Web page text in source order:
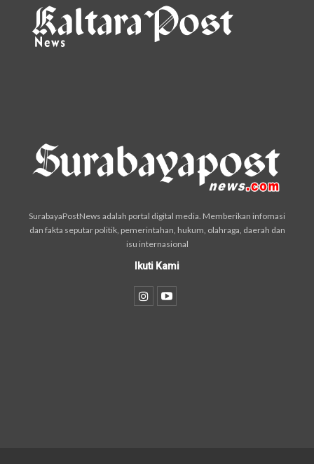
SurabayaPostNews adalah portal digital media. Memberikan infomasi
dan fakta seputar politik, pemerintahan, hukum, olahraga, daerah dan
isu internasional
Ikuti Kami